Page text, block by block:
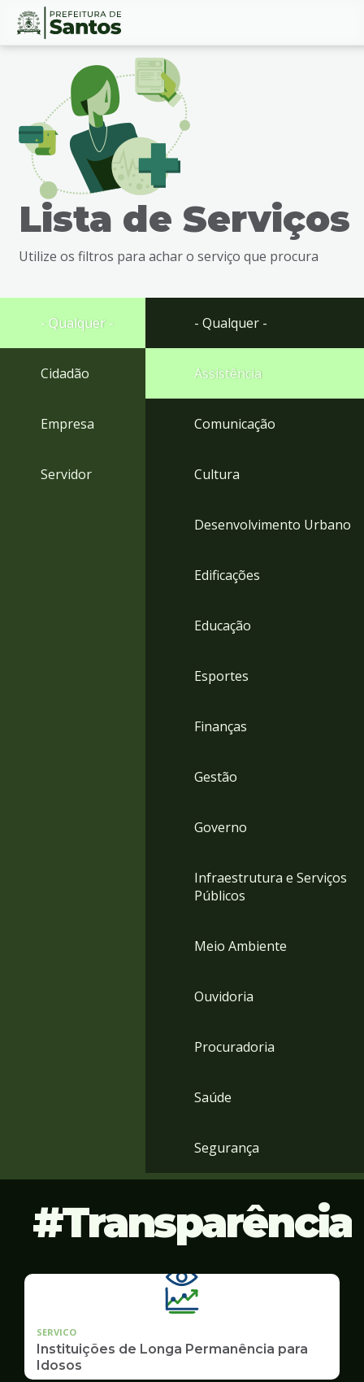
Ir
busca
Ir
rodapé
Conteúdo
Lista de Serviços
Utilize os filtros para achar o serviço que procura
- Qualquer -
Cidadão
Empresa
Servidor
- Qualquer -
Assistência
Comunicação
Cultura
Desenvolvimento Urbano
Edificações
Educação
Esportes
Finanças
Gestão
Governo
Infraestrutura e Serviços
Públicos
Meio Ambiente
Ouvidoria
Procuradoria
Saúde
Segurança
Transparência
SERVICO
Instituições de Longa Permanência para
Idosos